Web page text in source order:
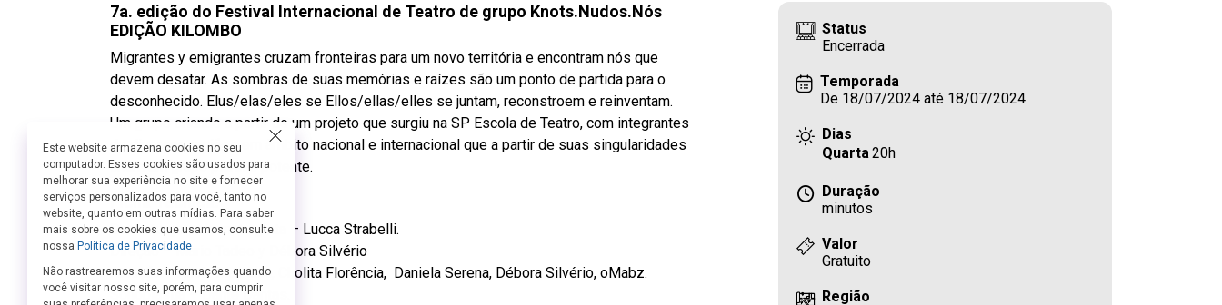
7a. edição do Festival Internacional de Teatro de grupo Knots.Nudos.Nós
EDIÇÃO KILOMBO
Migrantes y emigrantes cruzam fronteiras para um novo territória e encontram nós que
devem desatar. As sombras de suas memórias e raízes são um ponto de partida para o
desconhecido. Elus/elas/eles se Ellos/ellas/elles se juntam, reconstroem e reinventam.
Um grupo criando a partir de um projeto que surgiu na SP Escola de Teatro, com integrantes
de diversas regiões em âmbito nacional e internacional que a partir de suas singularidades
criam um grupo plural e potente.
Ficha Técnica:
Dramaturgo e dramaturgista – Lucca Strabelli.
Direção – Mario Tadeo y Débora Silvério
Atuação – Alicia Machaca, Cholita Florência, Daniela Serena, Débora Silvério, oMabz.
Sonoplastia – Dante Dantas.
Status
Encerrada
Temporada
De 18/07/2024 até 18/07/2024
Dias
Quarta20h
Duração
minutos
Valor
Gratuito
Região
Este website armazena cookies no seu
computador. Esses cookies são usados para
melhorar sua experiência no site e fornecer
serviços personalizados para você, tanto no
website, quanto em outras mídias. Para saber
mais sobre os cookies que usamos, consulte
nossa Política de Privacidade
Não rastrearemos suas informações quando
você visitar nosso site, porém, para cumprir